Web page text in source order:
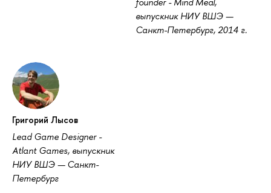
выпускник НИУ ВШЭ —
Санкт-Петербург, 2014 г.
Григорий Лысов
Lead Game Designer -
Atlant Games, выпускник
НИУ ВШЭ — Санкт-
Петербург